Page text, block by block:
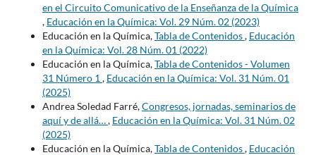
en el Circuito Comunicativo de la Enseñanza de la Química
, Educación en la Química: Vol. 29 Núm. 02 (2023)
Educación en la Química,Tabla de Contenidos, Educación
en la Química: Vol. 28 Núm. 01 (2022)
Educación en la Química,Tabla de Contenidos - Volumen
31 Número 1 , Educación en la Química: Vol. 31 Núm. 01
(2025)
Andrea Soledad Farré,Congresos, jornadas, seminarios de
aquí y de allá…, Educación en la Química: Vol. 31 Núm. 02
(2025)
Educación en la Química,Tabla de Contenidos, Educación